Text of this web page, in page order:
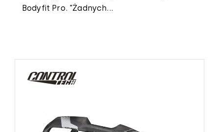
Bodyfit Pro. "Żadnych...